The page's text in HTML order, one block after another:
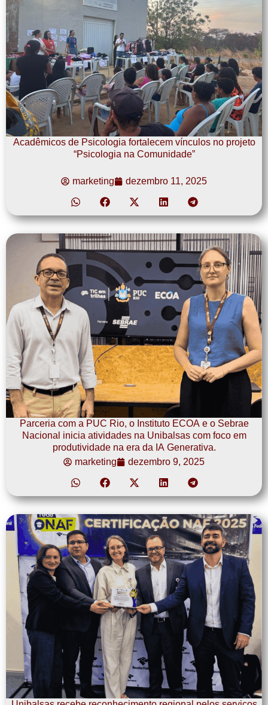
Acadêmicos de Psicologia fortalecem vínculos no projeto
“Psicologia na Comunidade”
marketing dezembro 11, 2025
Parceria com a PUC Rio, o Instituto ECOA e o Sebrae
Nacional inicia atividades na Unibalsas com foco em
produtividade na era da IA Generativa.
marketing
dezembro 9, 2025